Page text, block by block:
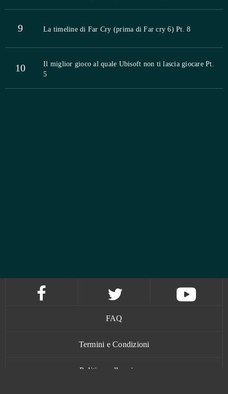
9 La timeline di Far Cry (prima di Far cry 6) Pt. 8
10
Il miglior gioco al quale Ubisoft non ti lascia giocare Pt.
5
FAQ
Termini e Condizioni
Politica sulla privacy